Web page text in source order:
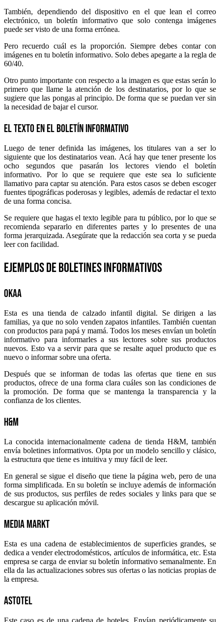
También, dependiendo del dispositivo en el que lean el correo
electrónico, un boletín informativo que solo contenga imágenes
puede ser visto de una forma errónea.
Pero recuerdo cuál es la proporción. Siempre debes contar con
imágenes en tu boletín informativo. Solo debes apegarte a la regla de
60/40.
Otro punto importante con respecto a la imagen es que estas serán lo
primero que llame la atención de los destinatarios, por lo que se
sugiere que las pongas al principio. De forma que se puedan ver sin
la necesidad de bajar el cursor.
El texto en el boletín informativo
Luego de tener definida las imágenes, los titulares van a ser lo
siguiente que los destinatarios vean. Acá hay que tener presente los
ocho segundos que pasarán los lectores viendo el boletín
informativo. Por lo que se requiere que este sea lo suficiente
llamativo para captar su atención. Para estos casos se deben escoger
fuentes tipográficas poderosas y legibles, además de redactar el texto
de una forma concisa.
Se requiere que hagas el texto legible para tu público, por lo que se
recomienda separarlo en diferentes partes y lo presentes de una
forma jerarquizada. Asegúrate que la redacción sea corta y se pueda
leer con facilidad.
Ejemplos de boletines informativos
Okaa
Esta es una tienda de calzado infantil digital. Se dirigen a las
familias, ya que no solo venden zapatos infantiles. También cuentan
con productos para papá y mamá. Todos los meses envían un boletín
informativo para informarles a sus lectores sobre sus productos
nuevos. Esto va a servir para que se resalte aquel producto que es
nuevo o informar sobre una oferta.
Después que se informan de todas las ofertas que tiene en sus
productos, ofrece de una forma clara cuáles son las condiciones de
la promoción. De forma que se mantenga la transparencia y la
confianza de los clientes.
H&M
La conocida internacionalmente cadena de tienda H&M, también
envía boletines informativos. Opta por un modelo sencillo y clásico,
la estructura que tiene es intuitiva y muy fácil de leer.
En general se sigue el diseño que tiene la página web, pero de una
forma simplificada. En su boletín se incluye además de información
de sus productos, sus perfiles de redes sociales y links para que se
descargue su aplicación móvil.
Media Markt
Esta es una cadena de establecimientos de superficies grandes, se
dedica a vender electrodomésticos, artículos de informática, etc. Esta
empresa se carga de enviar su boletín informativo semanalmente. En
ella da las actualizaciones sobres sus ofertas o las noticias propias de
la empresa.
Astotel
Este caso es de una cadena de hoteles. Envían periódicamente su